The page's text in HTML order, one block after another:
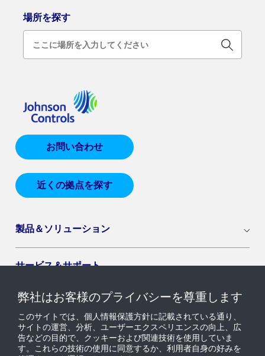
場所を探す
お問い合わせ
近くの拠点を探す
製品＆ソリューション
サービス＆サポート
導入セグメント
ニュース & インサイト
弊社はお客様のプライバシーを尊重します
このサイトでは、個人情報保護方針に記載されている通り、
サイトの運営、分析、ユーザーエクスペリエンスの向上、広
告などの目的で、クッキーおよび関連技術を使用していま
す。これらの技術の使用に同意するか、利用者自身の好みを